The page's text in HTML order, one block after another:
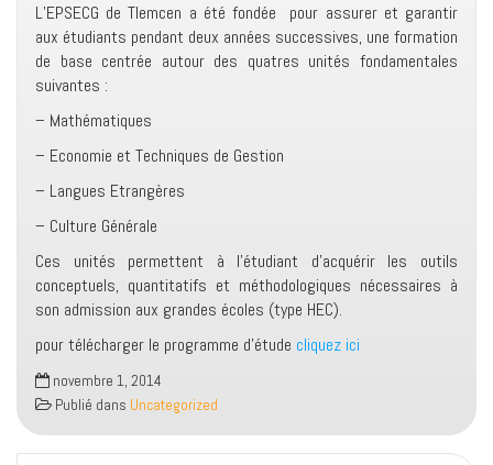
L’EPSECG de Tlemcen a été fondée pour assurer et garantir
aux étudiants pendant deux années successives, une formation
de base centrée autour des quatres unités fondamentales
suivantes :
– Mathématiques
– Economie et Techniques de Gestion
– Langues Etrangères
– Culture Générale
Ces unités permettent à l’étudiant d’acquérir les outils
conceptuels, quantitatifs et méthodologiques nécessaires à
son admission aux grandes écoles (type HEC).
pour télécharger le programme d’étude cliquez ici
novembre 1, 2014
Publié dans Uncategorized